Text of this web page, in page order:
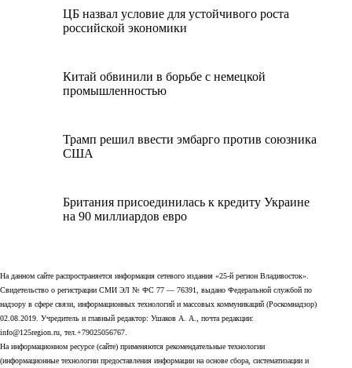
ЦБ назвал условие для устойчивого роста
российской экономики
Китай обвинили в борьбе с немецкой
промышленностью
Трамп решил ввести эмбарго против союзника
США
Британия присоединилась к кредиту Украине
на 90 миллиардов евро
На данном сайте распространяется информация сетевого издания «25-й регион Владивосток».
Свидетельство о регистрации СМИ ЭЛ № ФС 77 — 76391, выдано Федеральной службой по
надзору в сфере связи, информационных технологий и массовых коммуникаций (Роскомнадзор)
02.08.2019. Учредитель и главный редактор: Ушаков А. А., почта редакции:
info@125region.ru, тел.+79025056767.
На информационном ресурсе (сайте) применяются рекомендательные технологии
(информационные технологии предоставления информации на основе сбора, систематизации и